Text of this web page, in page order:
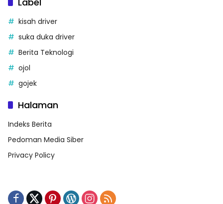
kisah driver
suka duka driver
Berita Teknologi
ojol
gojek
Halaman
Indeks Berita
Pedoman Media Siber
Privacy Policy